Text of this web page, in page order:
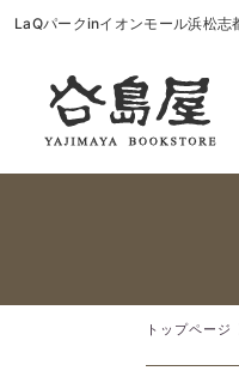
LaQパークinイオンモール浜松
トップページ